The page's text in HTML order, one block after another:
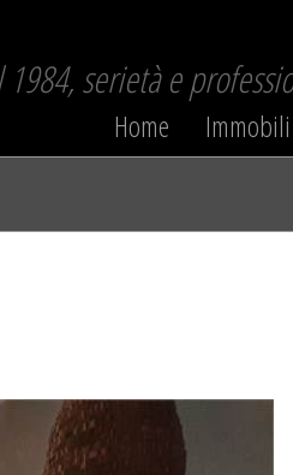
1984, serietà e
Home Immobili